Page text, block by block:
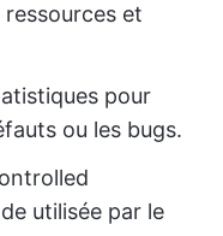
et
pour
ou les bugs.
utilisée par le